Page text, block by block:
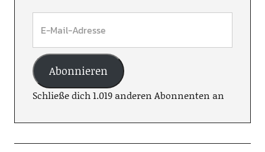
Abonnieren
Schließe dich 1.019 anderen Abonnenten an